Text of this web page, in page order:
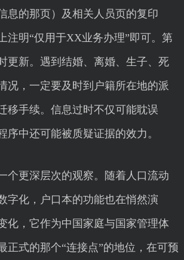
息的那页）及相关人员页的复印
注明“仅用于XX业务办理”即可。第
更新。遇到结婚、离婚、生子、死
况，一定要及时到户籍所在地的派
移手续。信息过时不仅可能耽误
序中还可能被质疑证据的效力。
个更深层次的观察。随着人口流动
字化，户口本的功能也在悄然演
化，它作为中国家庭与国家管理体
正式的那个“连接点”的地位，在可预